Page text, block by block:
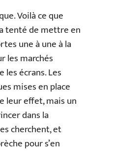
Voilà ce que
tenté de mettre en
une à une à la
les marchés
écrans. Les
mises en place
leur effet, mais un
dans la
cherchent, et
pour s’en